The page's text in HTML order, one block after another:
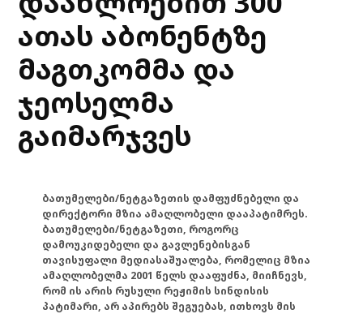
ათას აბონენტზე
მაგთკომმა და
ჯეოსელმა
გაიმარჯვეს
ბათუმელები/ნეტგაზეთის დამფუძნებელი და
დირექტორი მზია ამაღლობელი დააპატიმრეს.
ბათუმელები/ნეტგაზეთი, როგორც
დამოუკიდებელი და გავლენებისგან
თავისუფალი მედიასაშუალება, რომელიც მზია
ამაღლობელმა 2001 წელს დააფუძნა, მიიჩნევს,
რომ ის არის რუსული რეჟიმის სინდისის
პატიმარი, არ აპირებს შეგუებას, ითხოვს მის